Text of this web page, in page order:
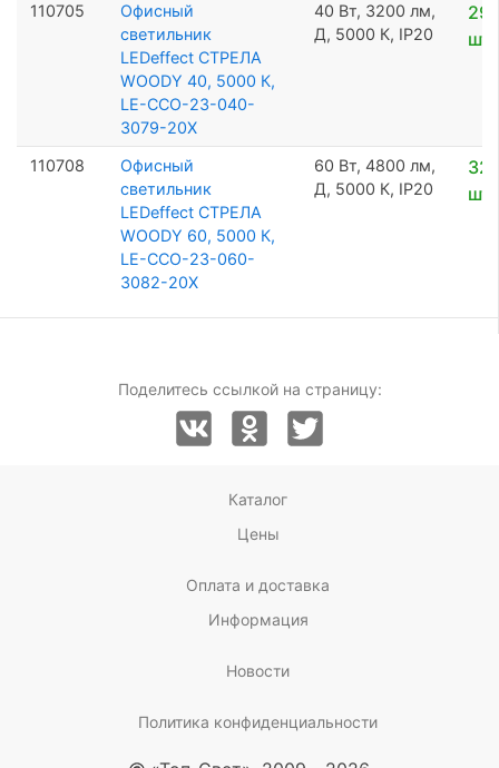
110705
Офисный
светильник
LEDeffect СТРЕЛА
WOODY 40, 5000 К,
LE-ССО-23-040-
3079-20Х
40 Вт, 3200 лм,
Д, 5000 К, IP20
29
шт
110708
Офисный
светильник
LEDeffect СТРЕЛА
WOODY 60, 5000 К,
LE-ССО-23-060-
3082-20Х
60 Вт, 4800 лм,
Д, 5000 К, IP20
32
шт
Поделитесь ссылкой на страницу:
Каталог
Цены
Оплата и доставка
Информация
Новости
Политика конфиденциальности